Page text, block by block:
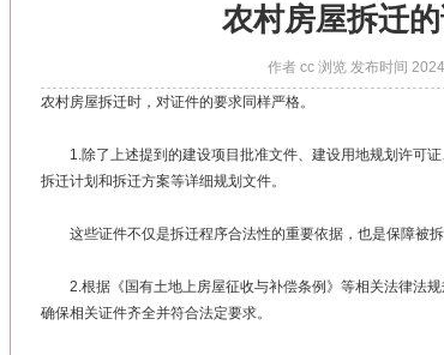
农村房屋拆迁
作者 cc 浏览 发布时间
农村房屋拆迁时，对证件的要求同样严格。
1.除了上述提到的建设项目批准文件、建设用地规划许可证
拆迁计划和拆迁方案等详细规划文件。
这些证件不仅是拆迁程序合法性的重要依据，也是保障被拆
2.根据《国有土地上房屋征收与补偿条例》等相关法律法规
确保相关证件齐全并符合法定要求。